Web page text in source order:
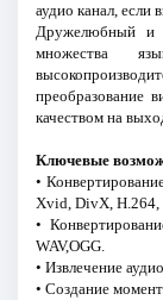
аудио канал, если
Дружелюбный и
множества
преобразование
качеством на
Ключевые
•
Xvid, DivX, H.264,
•
WAV,OGG.
• Извлечение
• Создание